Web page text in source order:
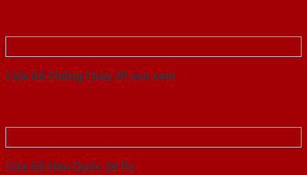
Cửa Gỗ Chống Cháy 2P son xam
Cửa Gỗ Hàn Quốc 2A fix